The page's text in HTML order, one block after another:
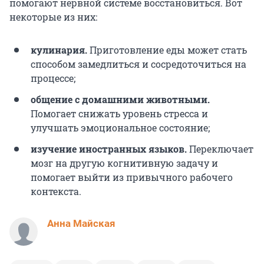
помогают нервной системе восстановиться. Вот
некоторые из них:
кулинария.Приготовление еды может стать
способом замедлиться и сосредоточиться на
процессе;
общение с домашними животными.
Помогает снижать уровень стресса и
улучшать эмоциональное состояние;
изучение иностранных языков.Переключает
мозг на другую когнитивную задачу и
помогает выйти из привычного рабочего
контекста.
Анна Майская